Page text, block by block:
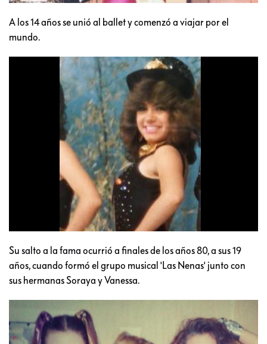
A los 14 años se unió al ballet y comenzó a viajar por el
mundo.
Su salto a la fama ocurrió a finales de los años 80, a sus 19
años, cuando formó el grupo musical 'Las Nenas' junto con
sus hermanas Soraya y Vanessa.